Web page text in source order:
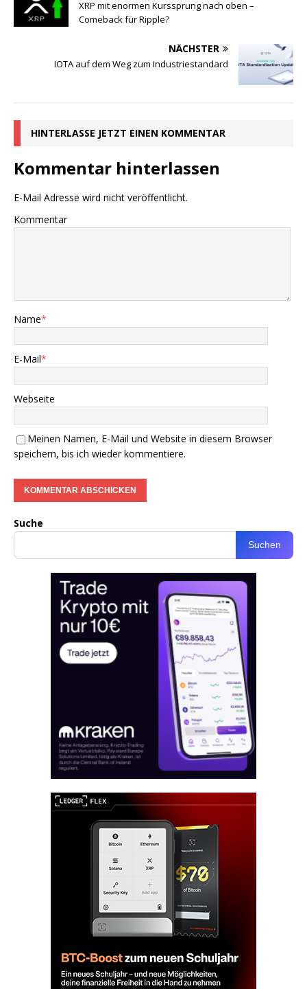
XRP mit enormen Kurssprung nach oben –
Comeback für Ripple?
NÄCHSTER
IOTA auf dem Weg zum Industriestandard
HINTERLASSE JETZT EINEN KOMMENTAR
Kommentar hinterlassen
E-Mail Adresse wird nicht veröffentlicht.
Kommentar
Name*
E-Mail*
Webseite
Meinen Namen, E-Mail und Website in diesem Browser
speichern, bis ich wieder kommentiere.
Suche
Suchen